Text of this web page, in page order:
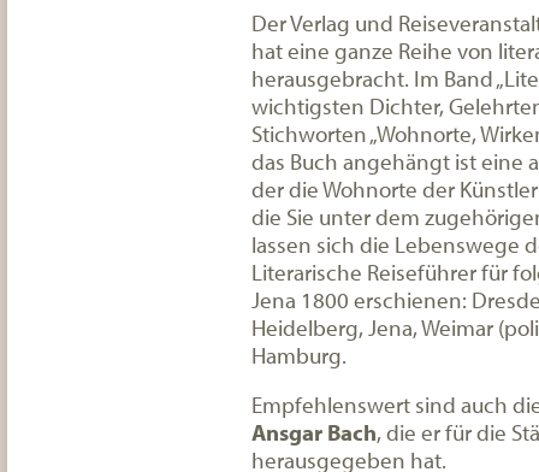
Der Verlag und
hat eine ganze Reihe von
herausgebracht. Im Band
wichtigsten Dichter,
Stichworten „Wohnorte,
das Buch angehängt ist eine
der die Wohnorte der
die Sie unter dem
lassen sich die Lebenswege
Literarische Reiseführer für
Jena 1800 erschienen:
Heidelberg, Jena, Weimar
Hamburg.
Empfehlenswert sind auch
Ansgar Bach, die er für die
herausgegeben hat.